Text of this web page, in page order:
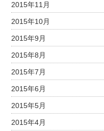
2015年11月
2015年10月
2015年9月
2015年8月
2015年7月
2015年6月
2015年5月
2015年4月